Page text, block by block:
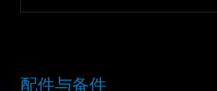
配件与备件